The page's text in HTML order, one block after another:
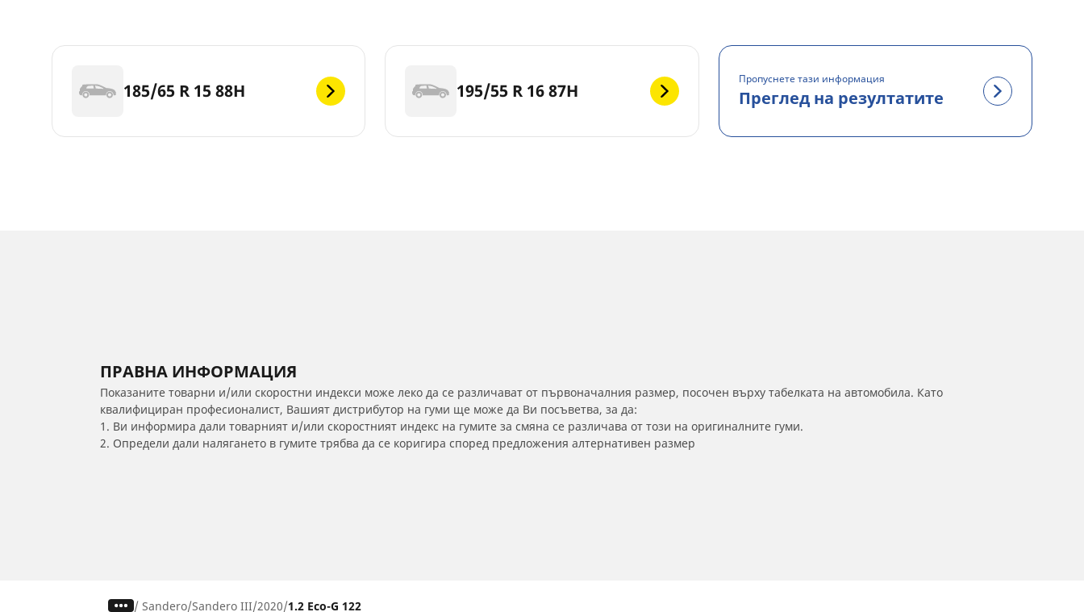
185/65 R 15 88H 195/55 R 16 87H
Пропуснете тази информация
Преглед на резултатите
ПРАВНА ИНФОРМАЦИЯ
Показаните товарни и/или скоростни индекси може леко да се различават от първоначалния размер, посочен върху табелката на автомобила. Като
квалифициран професионалист, Вашият дистрибутор на гуми ще може да Ви посъветва, за да:
1. Ви информира дали товарният и/или скоростният индекс на гумите за смяна се различава от този на оригиналните гуми.
2. Определи дали налягането в гумите трябва да се коригира според предложения алтернативен размер
/ Sandero Sandero III 2020 1.2 Eco-G 122